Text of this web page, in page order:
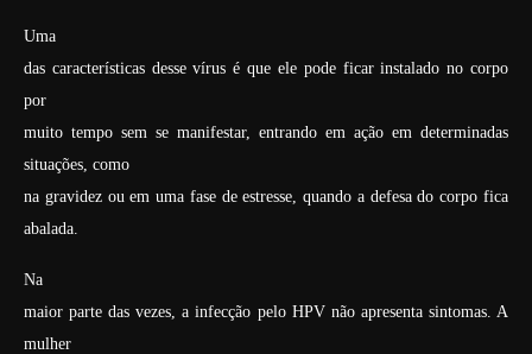
Uma
das características desse vírus é que ele pode ficar instalado no corpo
por
muito tempo sem se manifestar, entrando em ação em determinadas
situações, como
na gravidez ou em uma fase de estresse, quando a defesa do corpo fica
abalada.
Na
maior parte das vezes, a infecção pelo HPV não apresenta sintomas. A
mulher